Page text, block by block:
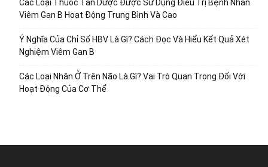
Các Loại Thuốc Tân Dược Được Sử Dụng Điều Trị Bệnh Nhân
Viêm Gan B Hoạt Động Trung Bình Và Cao
Ý Nghĩa Của Chỉ Số HBV Là Gì? Cách Đọc Và Hiểu Kết Quả Xét
Nghiệm Viêm Gan B
Các Loại Nhân Ở Trên Não Là Gì? Vai Trò Quan Trọng Đối Với
Hoạt Động Của Cơ Thể